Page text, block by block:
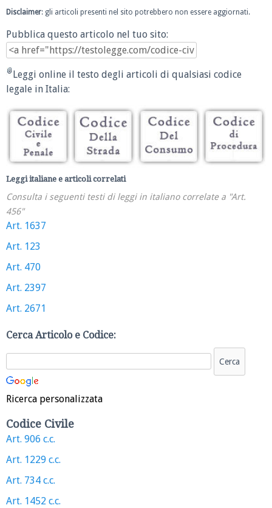
Disclaimer: gli articoli presenti nel sito potrebbero non essere aggiornati.
Pubblica questo articolo nel tuo sito:
Leggi online il testo degli articoli di qualsiasi codice
legale in Italia:
Leggi italiane e articoli correlati
Consulta i seguenti testi di leggi in italiano correlate a "Art.
456"
Art. 1637
Art. 123
Art. 470
Art. 2397
Art. 2671
Cerca Articolo e Codice:
Ricerca personalizzata
Codice Civile
Art. 906 c.c.
Art. 1229 c.c.
Art. 734 c.c.
Art. 1452 c.c.